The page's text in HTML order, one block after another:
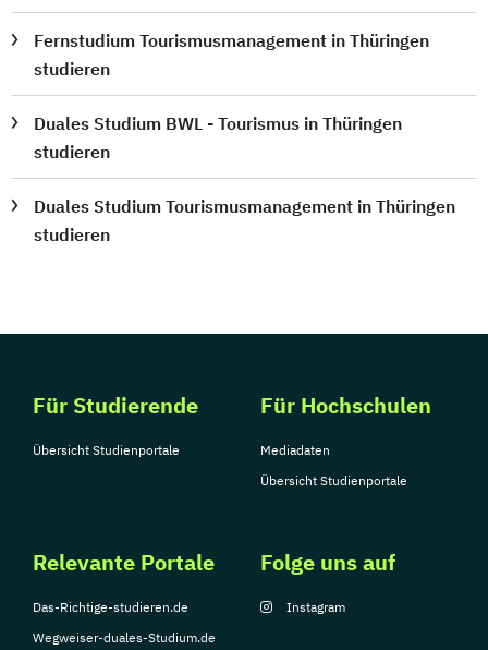
Fernstudium Tourismusmanagement in Thüringen
studieren
Duales Studium BWL - Tourismus in Thüringen
studieren
Duales Studium Tourismusmanagement in Thüringen
studieren
Für Studierende
Übersicht Studienportale
Für Hochschulen
Mediadaten
Übersicht Studienportale
Relevante Portale
Das-Richtige-studieren.de
Wegweiser-duales-Studium.de
Folge uns auf
Instagram